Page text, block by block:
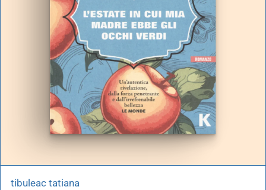
tibuleac tatiana